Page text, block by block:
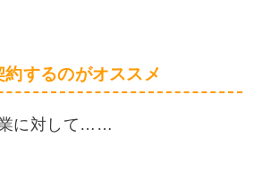
するのがオススメ
に対して……